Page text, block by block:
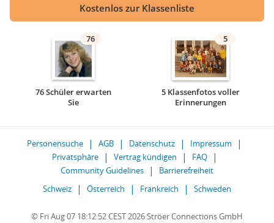
Kostenlos zur Klassenliste
76
76 Schüler erwarten
Sie
5
5 Klassenfotos voller
Erinnerungen
Personensuche AGB Datenschutz
Impressum
Privatsphäre
Vertrag kündigen
FAQ
Community Guidelines
Barrierefreiheit
Schweiz
Österreich Frankreich Schweden
© Fri Aug 07 18:12:52 CEST 2026 Ströer Connections GmbH